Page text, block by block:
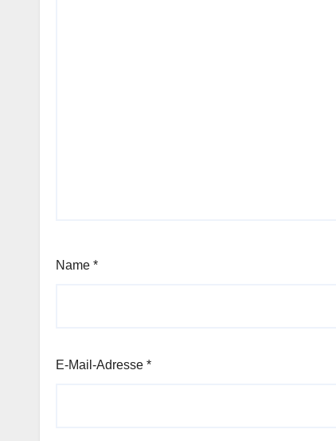
Name *
E-Mail-Adresse *